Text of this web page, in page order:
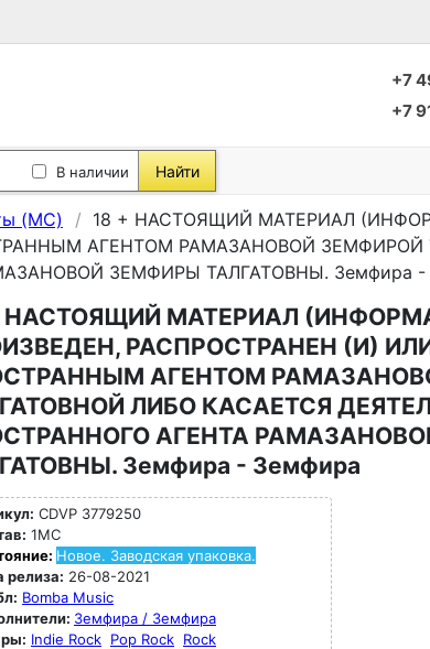
+7
+7
В наличии Найти
(MC)
18 + НАСТОЯЩИЙ МАТЕРИАЛ
АГЕНТОМ РАМАЗАНОВОЙ ЗЕМФИРОЙ
ЗЕМФИРЫ ТАЛГАТОВНЫ. Земфира -
НАСТОЯЩИЙ МАТЕРИАЛ
РАСПРОСТРАНЕН (И)
АГЕНТОМ
ЛИБО КАСАЕТСЯ
АГЕНТА
Земфира - Земфира
CDVP 3779250
1MC
Новое. Заводская упаковка.
релиза: 26-08-2021
Bomba Music
Земфира / Земфира
Indie Rock Pop Rock Rock